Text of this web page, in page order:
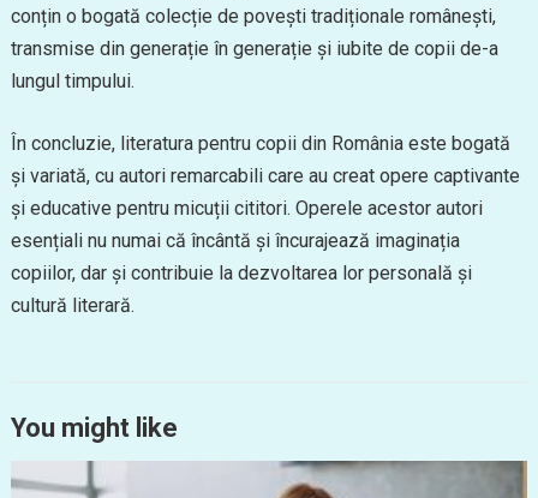
conțin o bogată colecție de povești tradiționale românești,
transmise din generație în generație și iubite de copii de-a
lungul timpului.
În concluzie, literatura pentru copii din România este bogată
și variată, cu autori remarcabili care au creat opere captivante
și educative pentru micuții cititori. Operele acestor autori
esențiali nu numai că încântă și încurajează imaginația
copiilor, dar și contribuie la dezvoltarea lor personală și
cultură literară.
You might like